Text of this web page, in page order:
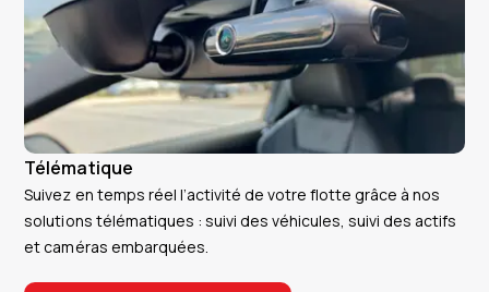
Télématique
Suivez en temps réel l’activité de votre flotte grâce à nos
solutions télématiques : suivi des véhicules, suivi des actifs
et caméras embarquées.